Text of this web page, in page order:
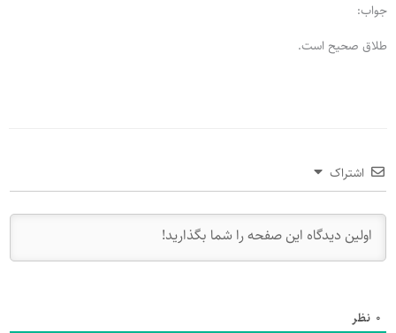
جواب:
طلاق صحیح است.
اشتراک
0 نظر